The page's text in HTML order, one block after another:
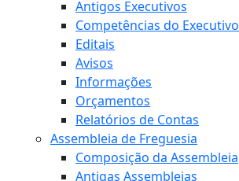
Antigos Executivos
Competências do Executivo
Editais
Avisos
Informações
Orçamentos
Relatórios de Contas
Assembleia de Freguesia
Composição da Assembleia
Antigas Assembleias